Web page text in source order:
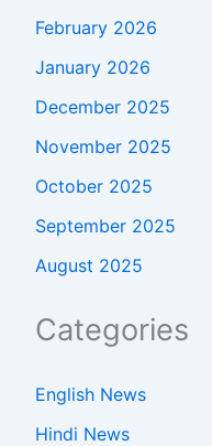
February 2026
January 2026
December 2025
November 2025
October 2025
September 2025
August 2025
Categories
English News
Hindi News